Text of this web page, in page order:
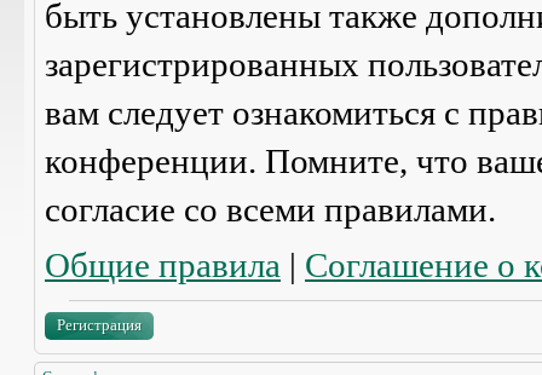
быть установлены также
зарегистрированных
вам следует ознакомиться с
конференции. Помните, что
согласие со всеми правилами.
Общие правила | Соглашение о
Регистрация